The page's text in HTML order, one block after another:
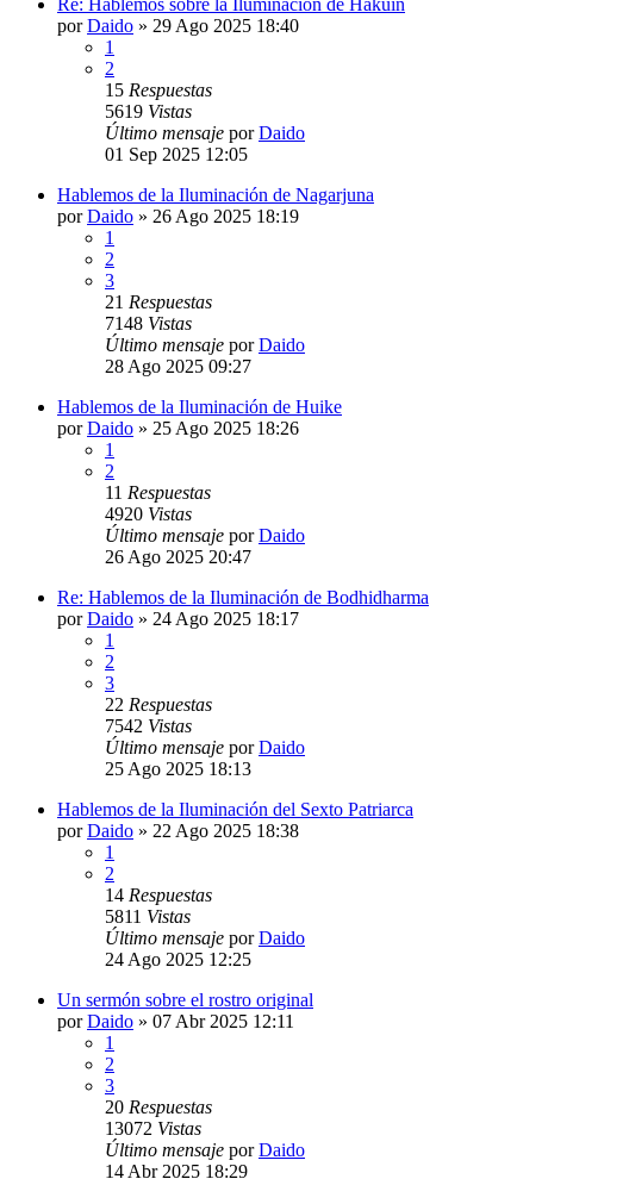
porDaido » 29 Ago 2025 18:40
1
2
15 Respuestas
5619 Vistas
Último mensaje porDaido
01 Sep 2025 12:05
Hablemos de la Iluminación de Nagarjuna
porDaido » 26 Ago 2025 18:19
1
2
3
21 Respuestas
7148 Vistas
Último mensaje porDaido
28 Ago 2025 09:27
Hablemos de la Iluminación de Huike
porDaido » 25 Ago 2025 18:26
1
2
11 Respuestas
4920 Vistas
Último mensaje porDaido
26 Ago 2025 20:47
Re: Hablemos de la Iluminación de Bodhidharma
porDaido » 24 Ago 2025 18:17
1
2
3
22 Respuestas
7542 Vistas
Último mensaje porDaido
25 Ago 2025 18:13
Hablemos de la Iluminación del Sexto Patriarca
porDaido » 22 Ago 2025 18:38
1
2
14 Respuestas
5811 Vistas
Último mensaje porDaido
24 Ago 2025 12:25
Un sermón sobre el rostro original
porDaido » 07 Abr 2025 12:11
1
2
3
20 Respuestas
13072 Vistas
Último mensaje porDaido
14 Abr 2025 18:29